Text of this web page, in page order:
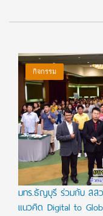
กิจกรรม
มทร.ธัญบุรี ร่วมกับ สสว
แนวคิด Digital to